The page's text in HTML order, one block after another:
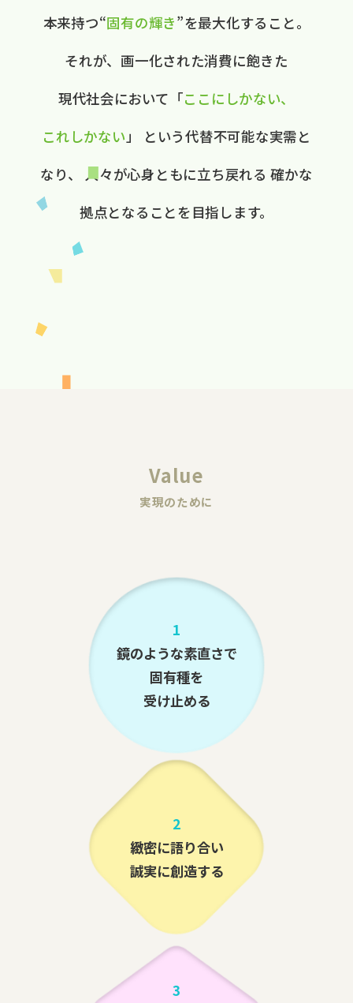
本来持つ“固有の​輝き”を​最大化する​こと。
それが、​画一化された​消費に​飽きた​
現代社会に​おいて ​「ここに​しかない、​
これしかない 」
と​いう​代替不可能な​実需と​
なり、
人々が​心身ともに​立ち戻れる 確かな​
拠点と​なる​ことを​目指します。​
Value
実現のために
1
鏡のような素直さで
固有種を
受け止める
2
緻密に語り合い
誠実に創造する
3